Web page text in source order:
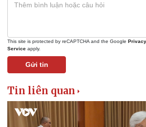
This site is protected by reCAPTCHA and the Google
Service apply.
Gửi tin
Tin liên quan